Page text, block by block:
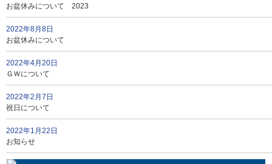
お盆休みについて 2023
2022年8月8日
お盆休みについて
2022年4月20日
ＧＷについて
2022年2月7日
祝日について
2022年1月22日
お知らせ